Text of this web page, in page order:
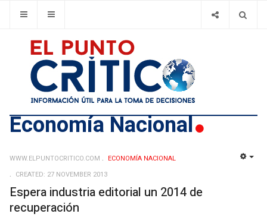
Economí­a Nacional
WWW.ELPUNTOCRITICO.COM
ECONOMÍ­A NACIONAL
CREATED: 27 NOVEMBER 2013
Espera industria editorial un 2014 de
recuperación